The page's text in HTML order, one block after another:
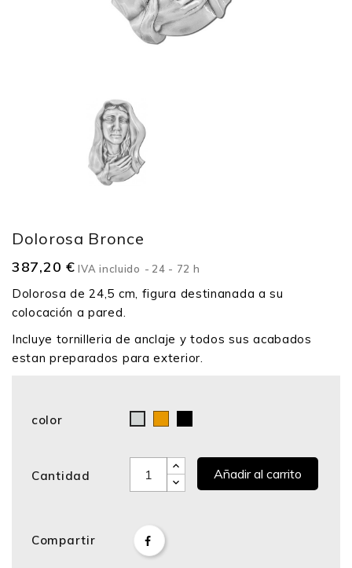
Dolorosa Bronce
387,20 € IVA incluido 24 - 72 h
Dolorosa de 24,5 cm, figura destinanada a su
colocación a pared.
Incluye tornilleria de anclaje y todos sus acabados
estan preparados para exterior.
color
Cantidad Añadir al carrito
Compartir